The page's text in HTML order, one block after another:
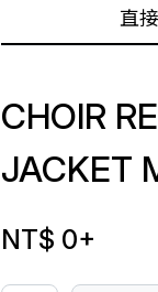
直
CHOIR
JACKET
NT$ 0+